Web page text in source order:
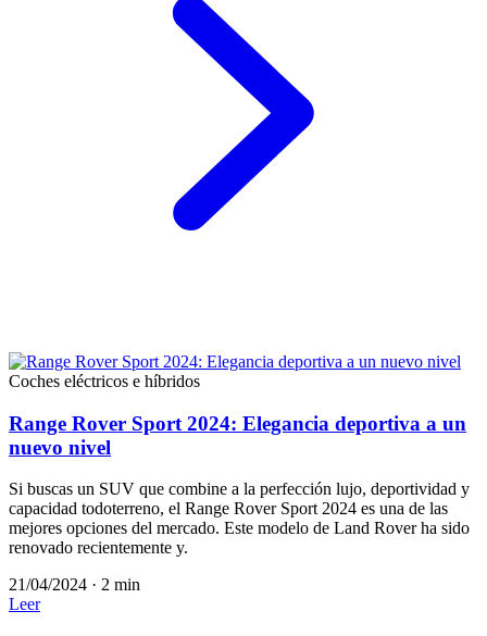
Coches eléctricos e híbridos
Range Rover Sport 2024: Elegancia deportiva a un
nuevo nivel
Si buscas un SUV que combine a la perfección lujo, deportividad y
capacidad todoterreno, el Range Rover Sport 2024 es una de las
mejores opciones del mercado. Este modelo de Land Rover ha sido
renovado recientemente y.
21/04/2024 · 2 min
Leer